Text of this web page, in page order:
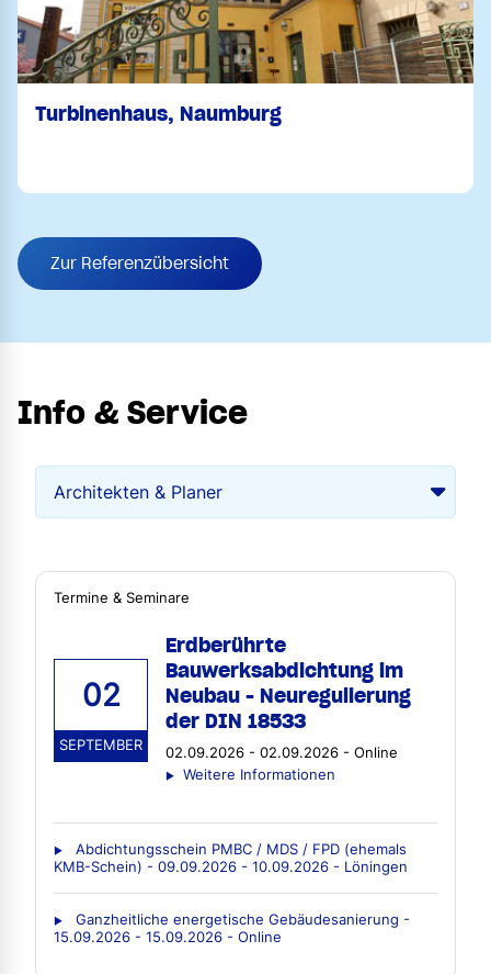
Turbinenhaus, Naumburg
Zur Referenzübersicht
Info & Service
Termine & Seminare
02
SEPTEMBER
Erdberührte
Bauwerksabdichtung im
Neubau - Neuregulierung
der DIN 18533
02.09.2026 - 02.09.2026 - Online
Weitere Informationen
Abdichtungsschein PMBC / MDS / FPD (ehemals
KMB-Schein) - 09.09.2026 - 10.09.2026 - Löningen
Ganzheitliche energetische Gebäudesanierung -
15.09.2026 - 15.09.2026 - Online